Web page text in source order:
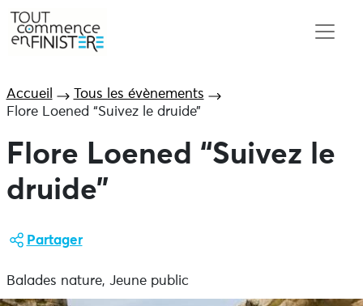
Accueil
Tous les évènements
Flore Loened “Suivez le druide”
Flore Loened “Suivez le
druide”
Partager
Balades nature, Jeune public